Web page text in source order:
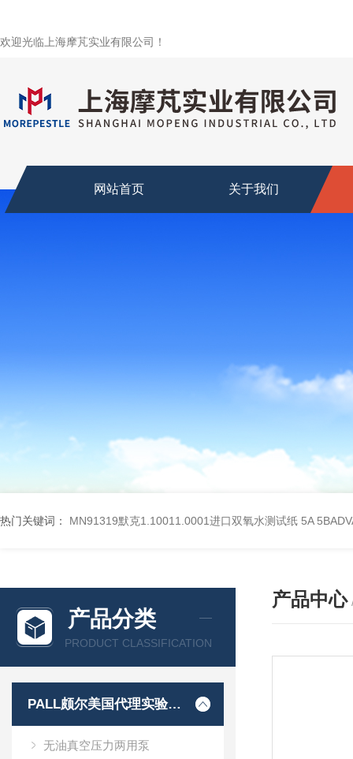
欢迎光临上海摩芃实业有限公司！
网站首页 关于我们
热门关键词： MN91319默克1.10011.0001进口双氧水测试纸 5A
产品分类
PRODUCT CLASSIFICATION
PALL颇尔美国代理实验室过滤产品
无油真空压力两用泵
产品中心